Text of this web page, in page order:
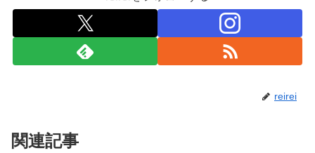
reirei
関連記事